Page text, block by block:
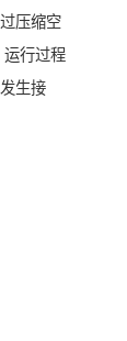
压缩空
运行过程
生接